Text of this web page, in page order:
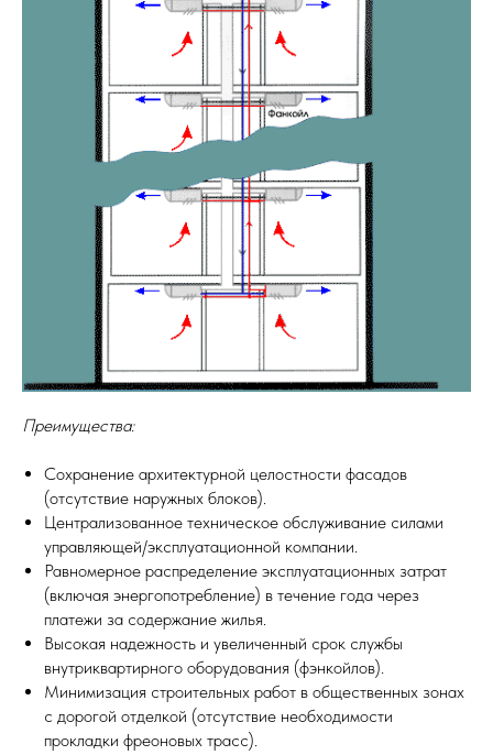
Преимущества:
Сохранение архитектурной целостности фасадов
(отсутствие наружных блоков).
Централизованное техническое обслуживание силами
управляющей/эксплуатационной компании.
Равномерное распределение эксплуатационных затрат
(включая энергопотребление) в течение года через
платежи за содержание жилья.
Высокая надежность и увеличенный срок службы
внутриквартирного оборудования (фэнкойлов).
Минимизация строительных работ в общественных зонах
с дорогой отделкой (отсутствие необходимости
прокладки фреоновых трасс).